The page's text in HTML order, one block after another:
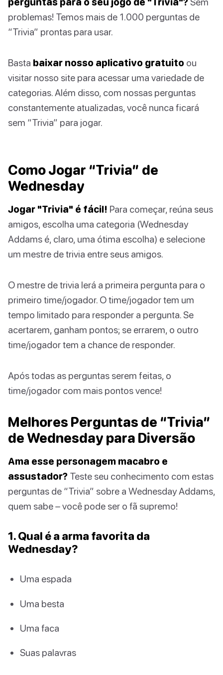
problemas! Temos mais de 1.000 perguntas de
“Trivia” prontas para usar.
Basta baixar nosso aplicativo gratuito ou
visitar nosso site para acessar uma variedade de
categorias. Além disso, com nossas perguntas
constantemente atualizadas, você nunca ficará
sem “Trivia” para jogar.
Como Jogar “Trivia” de
Wednesday
Jogar "Trivia" é fácil! Para começar, reúna seus
amigos, escolha uma categoria (Wednesday
Addams é, claro, uma ótima escolha) e selecione
um mestre de trivia entre seus amigos.
O mestre de trivia lerá a primeira pergunta para o
primeiro time/jogador. O time/jogador tem um
tempo limitado para responder a pergunta. Se
acertarem, ganham pontos; se errarem, o outro
time/jogador tem a chance de responder.
Após todas as perguntas serem feitas, o
time/jogador com mais pontos vence!
Melhores Perguntas de “Trivia”
de Wednesday para Diversão
Ama esse personagem macabro e
assustador? Teste seu conhecimento com estas
perguntas de “Trivia” sobre a Wednesday Addams,
quem sabe – você pode ser o fã supremo!
1. Qual é a arma favorita da
Wednesday?
Uma espada
Uma besta
Uma faca
Suas palavras